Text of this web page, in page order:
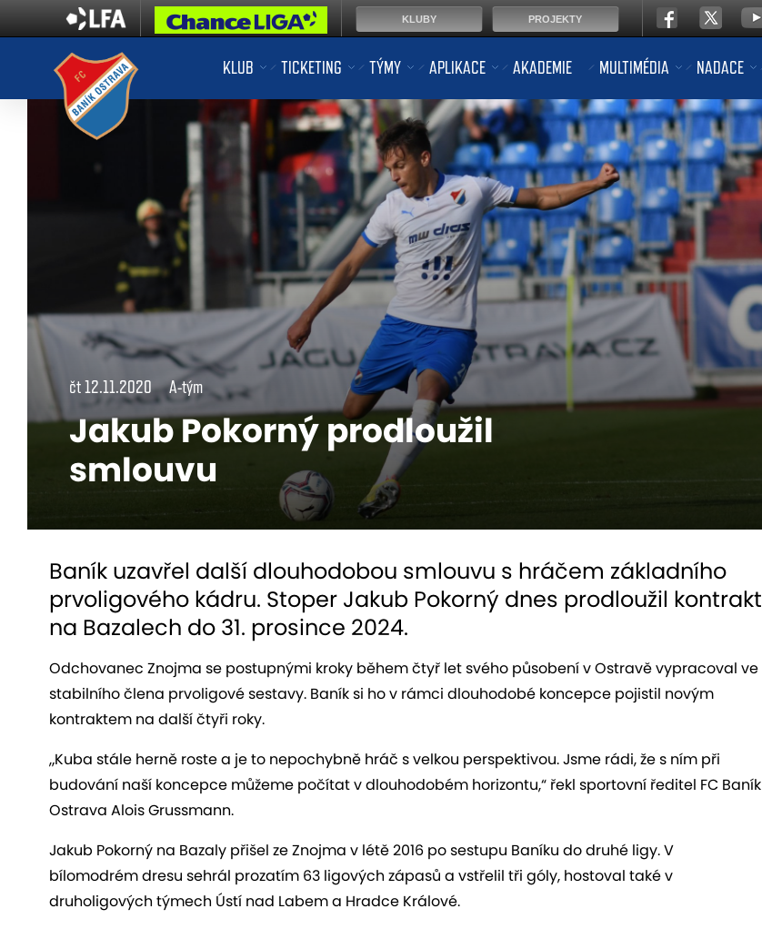
KLUB TICKETING TÝMY APLIKACE AKADEMIE MULTIMÉDIA NADACE
čt 12.11.2020 A-tým
Jakub Pokorný prodloužil
smlouvu
Baník uzavřel další dlouhodobou smlouvu s hráčem základního
prvoligového kádru. Stoper Jakub Pokorný dnes prodloužil kontrakt
na Bazalech do 31. prosince 2024.
Odchovanec Znojma se postupnými kroky během čtyř let svého působení v Ostravě vypracoval ve
stabilního člena prvoligové sestavy. Baník si ho v rámci dlouhodobé koncepce pojistil novým
kontraktem na další čtyři roky.
„Kuba stále herně roste a je to nepochybně hráč s velkou perspektivou. Jsme rádi, že s ním při
budování naší koncepce můžeme počítat v dlouhodobém horizontu,“ řekl sportovní ředitel FC Baník
Ostrava Alois Grussmann.
Jakub Pokorný na Bazaly přišel ze Znojma v létě 2016 po sestupu Baníku do druhé ligy. V
bílomodrém dresu sehrál prozatím 63 ligových zápasů a vstřelil tři góly, hostoval také v
druholigových týmech Ústí nad Labem a Hradce Králové.
KLUBY PROJEKTY